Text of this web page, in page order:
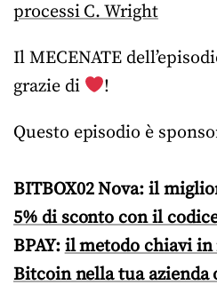
processi C. Wright
Il MECENATE
grazie di
!
Questo episodio è
BITBOX02 Nova: il
5% di sconto con il
BPAY:il metodo chiavi in
Bitcoin nella tua azienda